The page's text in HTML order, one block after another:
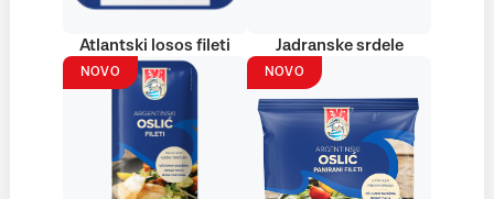
Atlantski losos fileti Jadranske srdele
NOVO NOVO